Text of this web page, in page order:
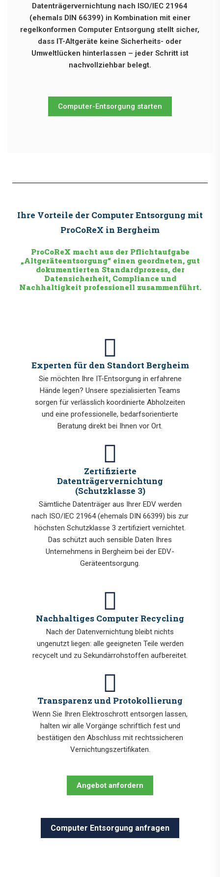
Datenträgervernichtung nach ISO/IEC 21964
(ehemals DIN 66399) in Kombination mit einer
regelkonformen Computer Entsorgung stellt sicher,
dass IT-Altgeräte keine Sicherheits- oder
Umweltlücken hinterlassen – jeder Schritt ist
nachvollziehbar belegt.
Computer-Entsorgung starten
Ihre Vorteile der Computer Entsorgung mit
ProCoReX in Bergheim
ProCoReX macht aus der Pflichtaufgabe
„Altgeräteentsorgung“ einen geordneten, gut
dokumentierten Standardprozess, der
Datensicherheit, Compliance und
Nachhaltigkeit professionell zusammenführt.
Experten für den Standort Bergheim
Sie möchten Ihre IT-Entsorgung in erfahrene
Hände legen? Unsere spezialisierten Teams
sorgen für verlässlich koordinierte Abholzeiten
und eine professionelle, bedarfsorientierte
Beratung direkt bei Ihnen vor Ort.
Zertifizierte
Datenträgervernichtung
(Schutzklasse 3)
Sämtliche Datenträger aus Ihrer EDV werden
nach ISO/IEC 21964 (ehemals DIN 66399) bis zur
höchsten Schutzklasse 3 zertifiziert vernichtet.
Das schützt auch sensible Daten Ihres
Unternehmens in Bergheim bei der EDV-
Geräteentsorgung.
Nachhaltiges Computer Recycling
Nach der Datenvernichtung bleibt nichts
ungenutzt liegen: alle geeigneten Teile werden
recycelt und zu Sekundärrohstoffen aufbereitet.
Transparenz und Protokollierung
Wenn Sie Ihren Elektroschrott entsorgen lassen,
halten wir alle Vorgänge schriftlich fest und
bestätigen den Abschluss mit rechtssicheren
Vernichtungszertifikaten.
Angebot anfordern
Computer Entsorgung anfragen